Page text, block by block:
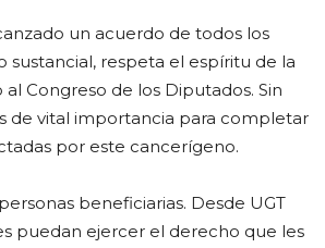
un acuerdo de todos los
respeta el espíritu de la
Congreso de los Diputados. Sin
de vital importancia para completar
por este cancerígeno.
beneficiarias. Desde UGT
puedan ejercer el derecho que les